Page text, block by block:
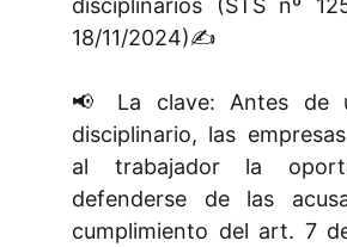
disciplinarios (STS nº
18/11/2024)✍️
📢 La clave: Antes de
disciplinario, las
al trabajador la
defenderse de las
cumplimiento del art. 7